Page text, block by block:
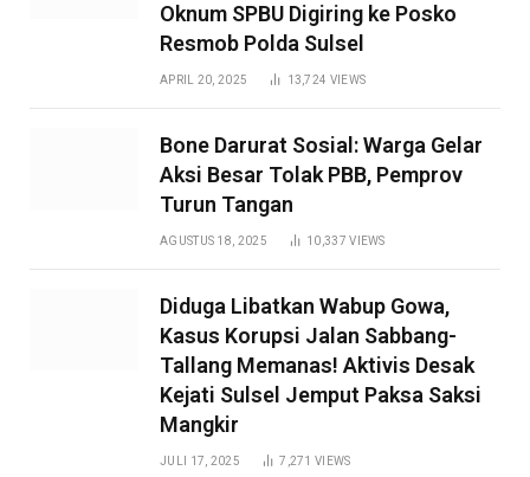
Oknum SPBU Digiring ke Posko
Resmob Polda Sulsel
APRIL 20, 2025 13,724 VIEWS
Bone Darurat Sosial: Warga Gelar
Aksi Besar Tolak PBB, Pemprov
Turun Tangan
AGUSTUS 18, 2025 10,337VIEWS
Diduga Libatkan Wabup Gowa,
Kasus Korupsi Jalan Sabbang-
Tallang Memanas! Aktivis Desak
Kejati Sulsel Jemput Paksa Saksi
Mangkir
JULI 17, 2025 7,271VIEWS